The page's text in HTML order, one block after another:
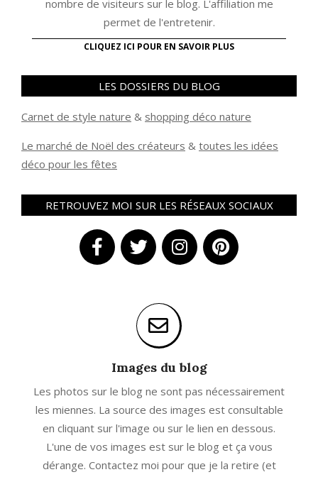
nombre de visiteurs sur le blog. L'affiliation me
permet de l'entretenir.
CLIQUEZ ICI POUR EN SAVOIR PLUS
LES DOSSIERS DU BLOG
Carnet de style nature & shopping déco nature
Le marché de Noël des créateurs & toutes les idées
déco pour les fêtes
RETROUVEZ MOI SUR LES RÉSEAUX SOCIAUX
Images du blog
Les photos sur le blog ne sont pas nécessairement
les miennes. La source des images est consultable
en cliquant sur l'image ou sur le lien en dessous.
L'une de vos images est sur le blog et ça vous
dérange. Contactez moi pour que je la retire (et